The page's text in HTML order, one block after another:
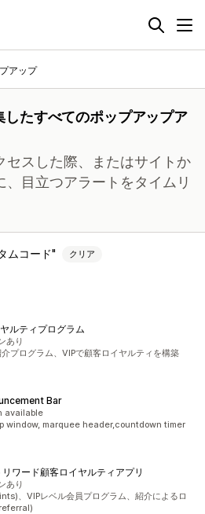
アップ
したすべてのポップアップア
セスした際、またはサイトか
、目立つアラートをタイムリ
ムコード クリア
ルティプログラム
あり
プログラム、VIPで顧客ロイヤルティを構築
Bar
available
window, marquee header,countdown timer
ワード顧客ロイヤルティアプリ
あり
、VIPレベル会員プログラム、紹介によるロ